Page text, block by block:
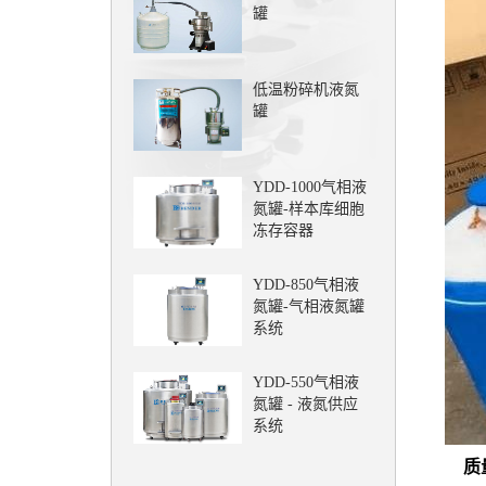
罐
低温粉碎机液氮
罐
YDD-1000气相液
氮罐-样本库细胞
冻存容器
YDD-850气相液
氮罐-气相液氮罐
系统
YDD-550气相液
氮罐 - 液氮供应
系统
质